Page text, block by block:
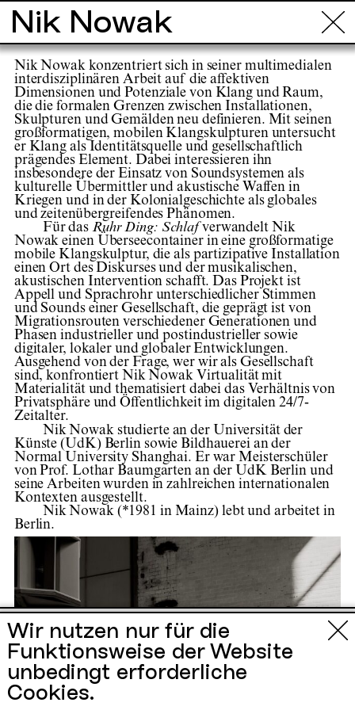
Info Touren Orte
Nik Nowak
Nik Nowak konzentriert sich in seiner multimedialen
interdisziplinären Arbeit auf die affektiven
Dimensionen und Potenziale von Klang und Raum,
die die formalen Grenzen zwischen Installationen,
Skulpturen und Gemälden neu definieren. Mit seinen
großformatigen, mobilen Klangskulpturen untersucht
er Klang als Identitätsquelle und gesellschaftlich
prägendes Element. Dabei interessieren ihn
insbesondere der Einsatz von Soundsystemen als
kulturelle Übermittler und akustische Waffen in
Kriegen und in der Kolonialgeschichte als globales
und zeitenübergreifendes Phänomen.
Für das Ruhr Ding: Schlaf verwandelt Nik
Nowak einen Überseecontainer in eine großformatige
mobile Klangskulptur, die als partizipative Installation
einen Ort des Diskurses und der musikalischen,
akustischen Intervention schafft. Das Projekt ist
Appell und Sprachrohr unterschiedlicher Stimmen
und Sounds einer Gesellschaft, die geprägt ist von
Migrationsrouten verschiedener Generationen und
Phasen industrieller und postindustrieller sowie
digitaler, lokaler und globaler Entwicklungen.
Ausgehend von der Frage, wer wir als Gesellschaft
sind, konfrontiert Nik Nowak Virtualität mit
Materialität und thematisiert dabei das Verhältnis von
Privatsphäre und Öffentlichkeit im digitalen 24/7-
Zeitalter.
Nik Nowak studierte an der Universität der
Künste (UdK) Berlin sowie Bildhauerei an der
Normal University Shanghai. Er war Meisterschüler
von Prof. Lothar Baumgarten an der UdK Berlin und
seine Arbeiten wurden in zahlreichen internationalen
Kontexten ausgestellt.
Nik Nowak (*1981 in Mainz) lebt und arbeitet in
Berlin.
Urbane Künste
Ruhr
Wir nutzen nur für die
Funktionsweise der Website
unbedingt erforderliche
Cookies.